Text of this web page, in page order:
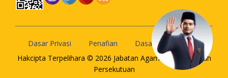
Dasar Privasi Penafian
Dasar Keselamatan
Hakcipta Terpelihara © 2026 Jabatan Agama Islam Wilayah
Persekutuan